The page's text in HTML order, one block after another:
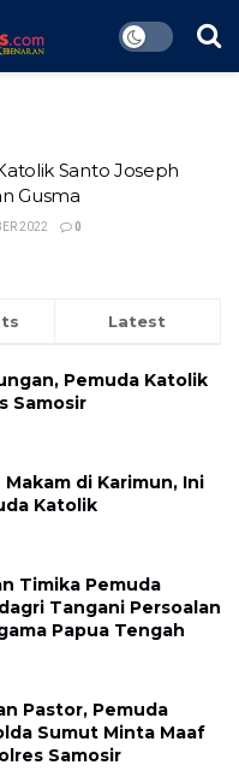
Santo Joseph
Gusma
2022 0
Latest
Pemuda Katolik
Samosir
di Karimun, Ini
Katolik
Timika Pemuda
Tangani Persoalan
Papua Tengah
Pastor, Pemuda
Sumut Minta Maaf
Samosir